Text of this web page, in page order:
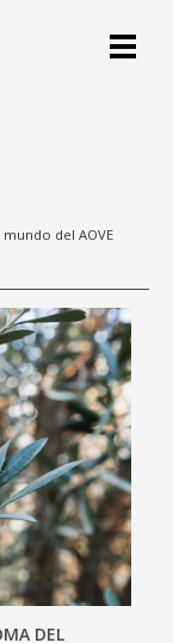
del AOVE
DEL